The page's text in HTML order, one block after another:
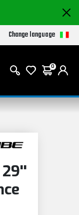
Change language
0